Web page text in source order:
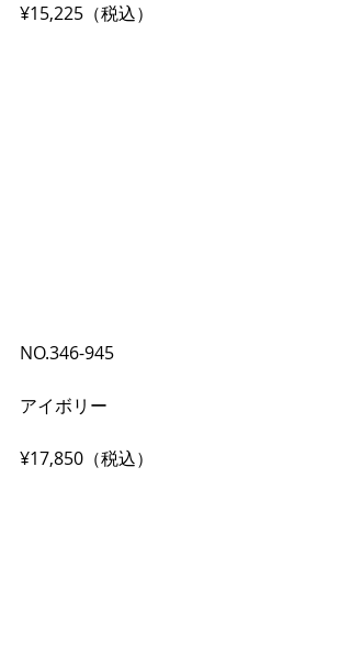
¥15,225（税込）
NO.346-945
アイボリー
¥17,850（税込）